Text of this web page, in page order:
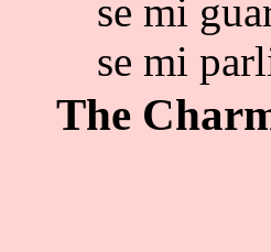
se mi
se mi
The